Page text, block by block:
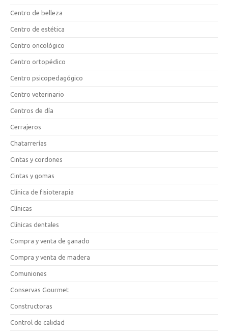
Centro de belleza
Centro de estética
Centro oncológico
Centro ortopédico
Centro psicopedagógico
Centro veterinario
Centros de día
Cerrajeros
Chatarrerías
Cintas y cordones
Cintas y gomas
Clínica de fisioterapia
Clínicas
Clínicas dentales
Compra y venta de ganado
Compra y venta de madera
Comuniones
Conservas Gourmet
Constructoras
Control de calidad